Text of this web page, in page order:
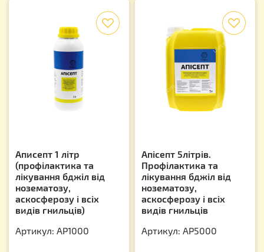
Аписепт 1 літр
(профілактика та
лікування бджіл від
нозематозу,
аскосферозу і всіх
видів гнильців)
Артикул: AP1000
Апісепт 5літрів.
Профілактика та
лікування бджіл від
нозематозу,
аскосферозу і всіх
видів гнильців
Артикул: AP5000